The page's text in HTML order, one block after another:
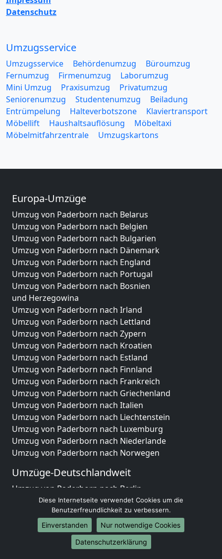
Datenschutz
Umzugsservice
Umzugsservice Behördenumzug
Büroumzug
Fernumzug
Firmenumzug
Laborumzug
Mini Umzug
Praxisumzug
Privatumzug
Seniorenumzug
Studentenumzug
Beiladung
Entrümpelung
Halteverbotszone
Klaviertransport
Möbellift
Haushaltsauflösung
Möbeltaxi
Möbelmitfahrzentrale
Umzugskartons
Europa-Umzüge
Umzug von Paderborn nach Belarus
Umzug von Paderborn nach Belgien
Umzug von Paderborn nach Bulgarien
Umzug von Paderborn nach Dänemark
Umzug von Paderborn nach England
Umzug von Paderborn nach Portugal
Umzug von Paderborn nach Bosnien
und Herzegowina
Umzug von Paderborn nach Irland
Umzug von Paderborn nach Lettland
Umzug von Paderborn nach Zypern
Umzug von Paderborn nach Kroatien
Umzug von Paderborn nach Estland
Umzug von Paderborn nach Finnland
Umzug von Paderborn nach Frankreich
Umzug von Paderborn nach Griechenland
Umzug von Paderborn nach Italien
Umzug von Paderborn nach Liechtenstein
Umzug von Paderborn nach Luxemburg
Umzug von Paderborn nach Niederlande
Umzug von Paderborn nach Norwegen
Umzüge-Deutschlandweit
Umzug von Paderborn nach Berlin
Umzug von Paderborn nach Hamburg
Umzug von Paderborn nach München
Umzug von Paderborn nach Köln
Umzug von Paderborn nach Frankfurt am Main
Umzug von Paderborn nach Stuttgart
Diese Internetseite verwendet Cookies um die
Benutzerfreundlichkeit zu verbessern.
Einverstanden
Nur notwendige Cookies
Datenschutzerklärung